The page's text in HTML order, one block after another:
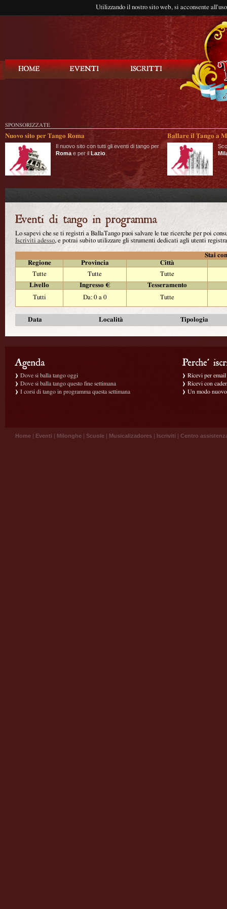
Utilizzando il nostro sito web, si acconsente
SPONSORIZZATE
Nuovo sito per Tango Roma
Il nuovo sito con tutti gli eventi di tango per
Roma e per il Lazio
Ballare il Tango a
Lo sapevi che se ti registri a BallaTango puoi salvare le tue ricerche per poi
Iscriviti adesso, e potrai subito utilizzare gli strumenti dedicati agli utenti
Stai
Regione
Provincia
Città
Tutte
Tutte
Tutte
Livello
Ingresso €
Tesseramento
Tutti
Da: 0 a 0 Tutte
Data Località Tipologia
Dove si balla tango oggi
Dove si balla tango questo fine settimana
I corsi di tango in programma questa settimana
Ricevi per
Ricevi con
Un modo
Home | Eventi | Milonghe | Scuole | Musicalizadores | Iscriviti | Centro